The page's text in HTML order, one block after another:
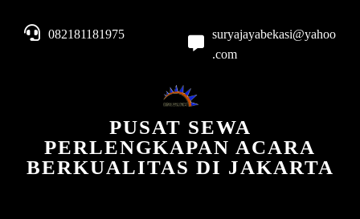
082181181975
suryajayabekasi@yahoo
.com
PUSAT SEWA
PERLENGKAPAN ACARA
BERKUALITAS DI JAKARTA